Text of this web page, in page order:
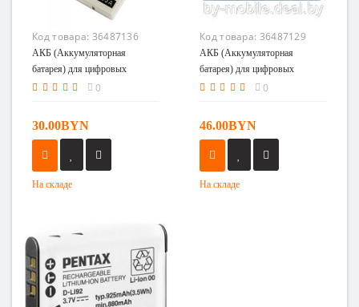
Код товара: 36487136
АКБ (Аккумуляторная
батарея) для цифровых
фотоаппаратов Pentax D-Li8
0
30.00BYN
На складе
Код товара: 36487129
АКБ (Аккумуляторная
батарея) для цифровых
фотоаппаратов Pentax D-Li90
0
46.00BYN
На складе